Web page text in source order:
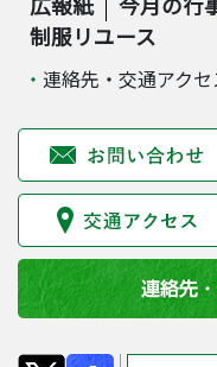
制服リユース
連絡先・交通アクセ